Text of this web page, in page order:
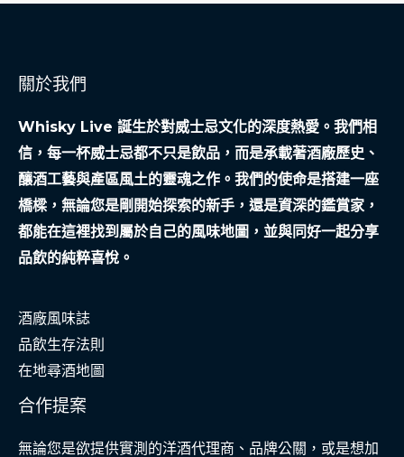
安
網
關於我們
Whisky Live 誕生於對威士忌文化的深度熱愛。我們相
信，每一杯威士忌都不只是飲品，而是承載著酒廠歷史、
釀酒工藝與產區風土的靈魂之作。我們的使命是搭建一座
橋樑，無論您是剛開始探索的新手，還是資深的鑑賞家，
都能在這裡找到屬於自己的風味地圖，並與同好一起分享
品飲的純粹喜悅。
酒廠風味誌
品飲生存法則
在地尋酒地圖
合作提案
無論您是欲提供實測的洋酒代理商、品牌公關，或是想加